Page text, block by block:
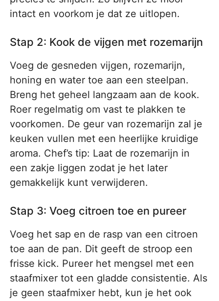
intact en voorkom je dat ze uitlopen.
Stap 2: Kook de vijgen met rozemarijn
Voeg de gesneden vijgen, rozemarijn,
honing en water toe aan een steelpan.
Breng het geheel langzaam aan de kook.
Roer regelmatig om vast te plakken te
voorkomen. De geur van rozemarijn zal je
keuken vullen met een heerlijke kruidige
aroma. Chef’s tip: Laat de rozemarijn in
een zakje liggen zodat je het later
gemakkelijk kunt verwijderen.
Stap 3: Voeg citroen toe en pureer
Voeg het sap en de rasp van een citroen
toe aan de pan. Dit geeft de stroop een
frisse kick. Pureer het mengsel met een
staafmixer tot een gladde consistentie. Als
je geen staafmixer hebt, kun je het ook